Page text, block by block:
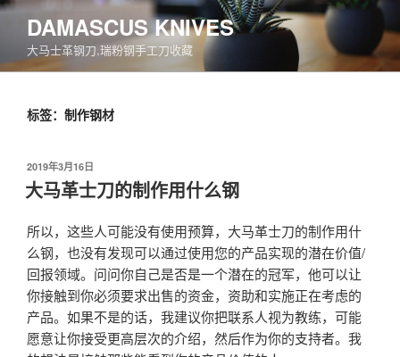
跳
容
DAMASCUS KNIVES
大马士革钢刀,瑞粉钢手工刀收藏
标签：制作钢材
发
布
于
2019年3月16日
大马革士刀的制作用什么钢
所以，这些人可能没有使用预算，大马革士刀的制作用什
么钢，也没有发现可以通过使用您的产品实现的潜在价值/
回报领域。问问你自己是否是一个潜在的冠军，他可以让
你接触到你必须要求出售的资金，资助和实施正在考虑的
产品。如果不是的话，我建议你把联系人视为教练，可能
愿意让你接受更高层次的介绍，然后作为你的支持者。我